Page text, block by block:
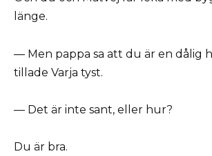
länge.
— Men pappa sa att du är en dålig
tillade Varja tyst.
— Det är inte sant, eller hur?
Du är bra.